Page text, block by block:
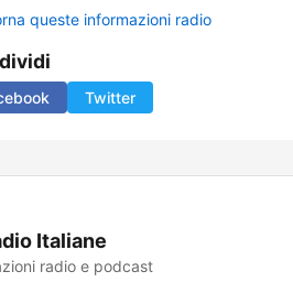
queste informazioni radio
Twitter
Italiane
radio e podcast